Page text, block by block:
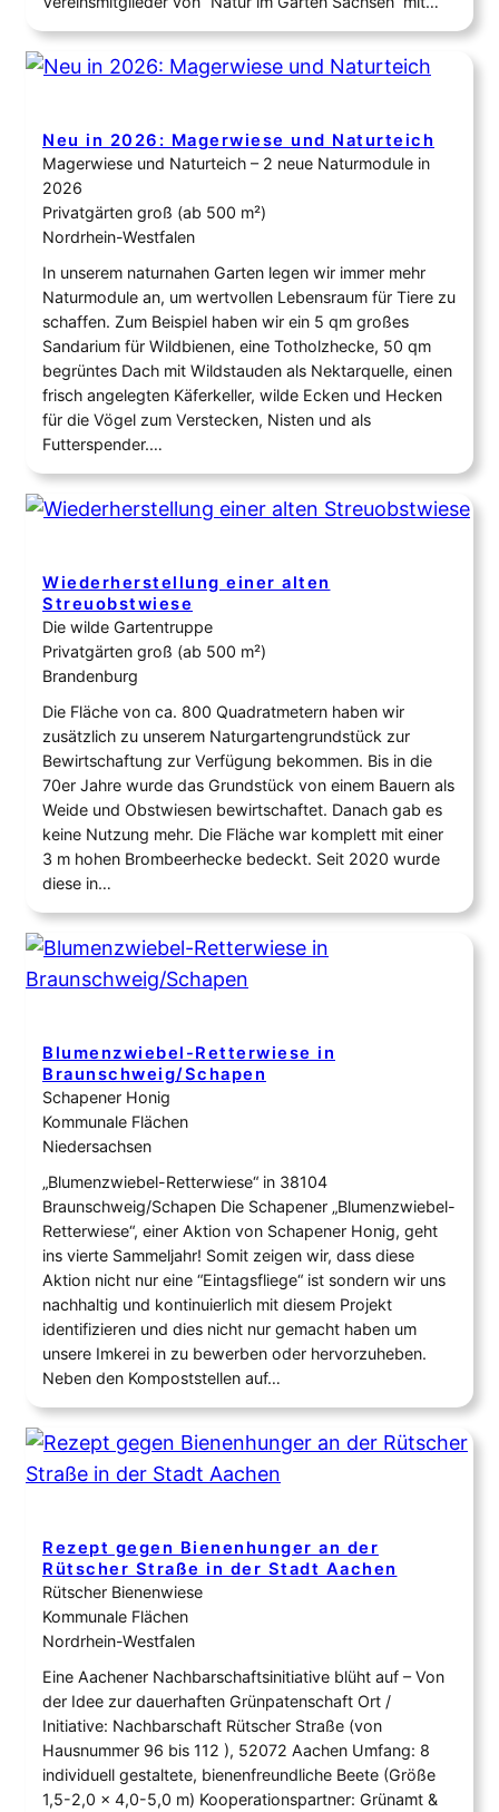
Neu in 2026: Magerwiese und Naturteich
Magerwiese und Naturteich – 2 neue Naturmodule in
2026
Privatgärten groß (ab 500 m²)
Nordrhein-Westfalen
In unserem naturnahen Garten legen wir immer mehr
Naturmodule an, um wertvollen Lebensraum für Tiere zu
schaffen. Zum Beispiel haben wir ein 5 qm großes
Sandarium für Wildbienen, eine Totholzhecke, 50 qm
begrüntes Dach mit Wildstauden als Nektarquelle, einen
frisch angelegten Käferkeller, wilde Ecken und Hecken
für die Vögel zum Verstecken, Nisten und als
Futterspender.…
Wiederherstellung einer alten
Streuobstwiese
Die wilde Gartentruppe
Privatgärten groß (ab 500 m²)
Brandenburg
Die Fläche von ca. 800 Quadratmetern haben wir
zusätzlich zu unserem Naturgartengrundstück zur
Bewirtschaftung zur Verfügung bekommen. Bis in die
70er Jahre wurde das Grundstück von einem Bauern als
Weide und Obstwiesen bewirtschaftet. Danach gab es
keine Nutzung mehr. Die Fläche war komplett mit einer
3 m hohen Brombeerhecke bedeckt. Seit 2020 wurde
diese in…
Blumenzwiebel-Retterwiese in
Braunschweig/Schapen
Schapener Honig
Kommunale Flächen
Niedersachsen
„Blumenzwiebel-Retterwiese“ in 38104
Braunschweig/Schapen Die Schapener „Blumenzwiebel-
Retterwiese“, einer Aktion von Schapener Honig, geht
ins vierte Sammeljahr! Somit zeigen wir, dass diese
Aktion nicht nur eine “Eintagsfliege“ ist sondern wir uns
nachhaltig und kontinuierlich mit diesem Projekt
identifizieren und dies nicht nur gemacht haben um
unsere Imkerei in zu bewerben oder hervorzuheben.
Neben den Kompoststellen auf…
Rezept gegen Bienenhunger an der
Rütscher Straße in der Stadt Aachen
Rütscher Bienenwiese
Kommunale Flächen
Nordrhein-Westfalen
Eine Aachener Nachbarschaftsinitiative blüht auf – Von
der Idee zur dauerhaften Grünpatenschaft Ort /
Initiative: Nachbarschaft Rütscher Straße (von
Hausnummer 96 bis 112 ), 52072 Aachen Umfang: 8
individuell gestaltete, bienenfreundliche Beete (Größe
1,5-2,0 x 4,0-5,0 m) Kooperationspartner: Grünamt &